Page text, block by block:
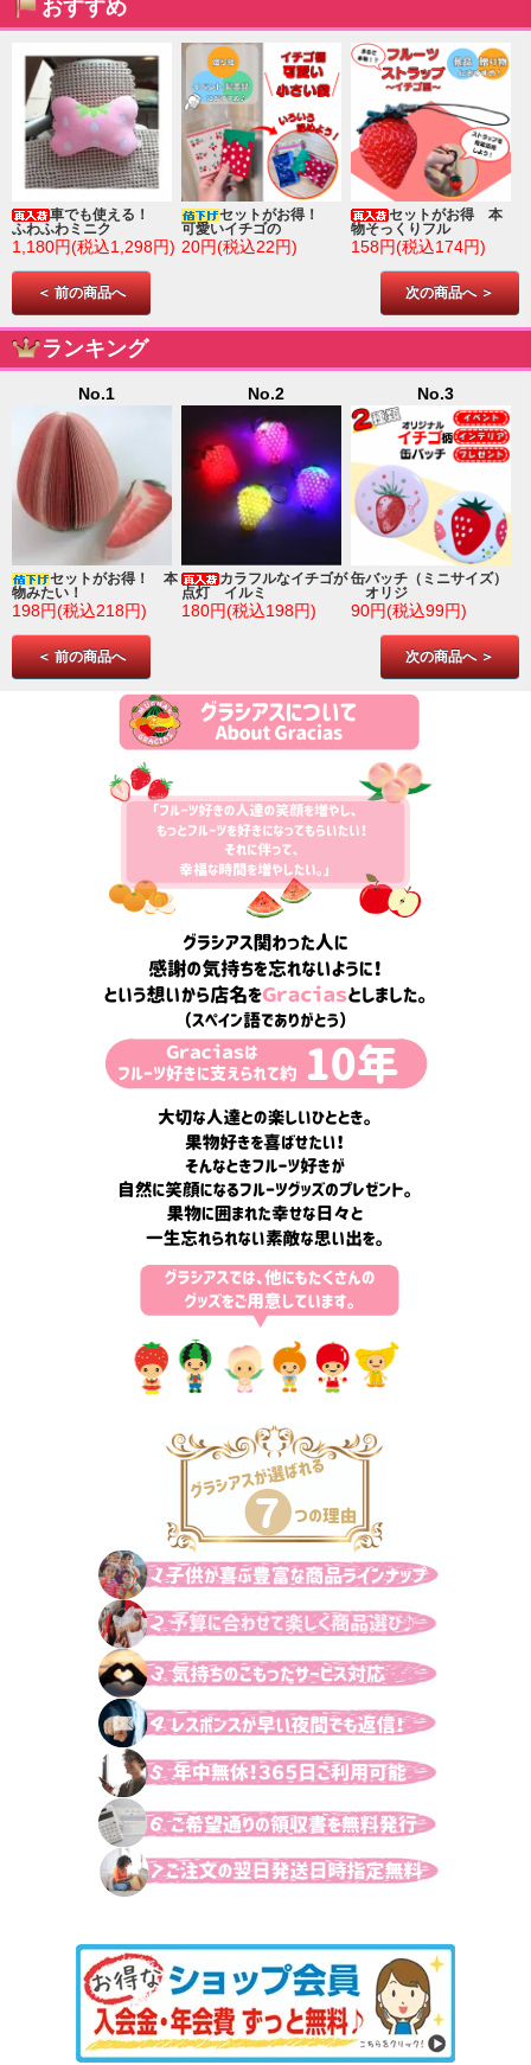
おすすめ
車でも使える！
ふわふわミニク
1,180円(税込1,298円)
セットがお得！
可愛いイチゴの
20円(税込22円)
セットがお得 本
物そっくりフル
158円(税込174円)
＜ 前の商品へ 次の商品へ ＞
ランキング
No.1
セットがお得！ 本
物みたい！
198円(税込218円)
No.2
カラフルなイチゴが
点灯 イルミ
180円(税込198円)
No.3
缶バッチ（ミニサイズ）
オリジ
90円(税込99円)
＜ 前の商品へ 次の商品へ ＞